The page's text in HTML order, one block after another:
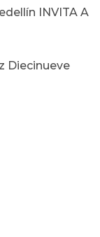
INVITA A
Diecinueve